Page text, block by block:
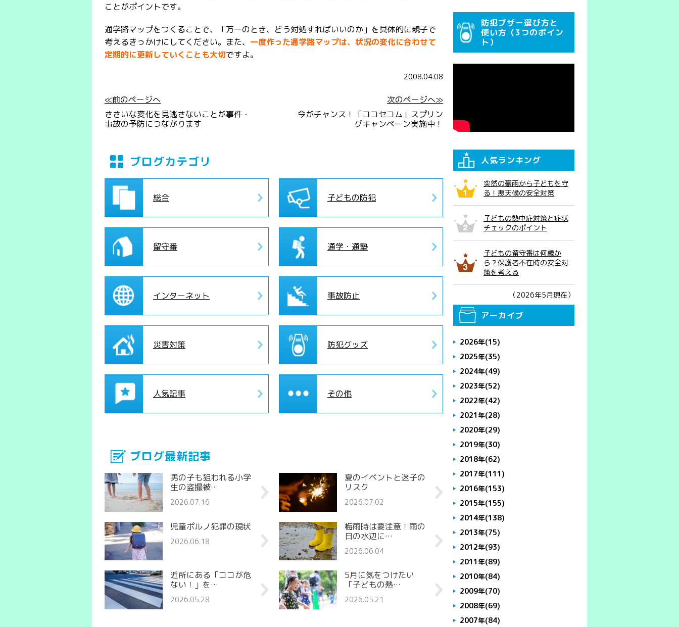
ことがポイントです。
通学路マップをつくることで、「万一のとき、どう対処すればいいのか」を具体的に親子で
考えるきっかけにしてください。また、 一度作った通学路マップは、状況の変化に合わせて
定期的に更新していくことも大切ですよ。
2008.04.08
≪前のページへ
次のページへ≫
ささいな変化を見逃さないことが事件・
事故の予防につながります
今がチャンス！「ココセコム」スプリン
グキャンペーン実施中！
ブログカテゴリ
総合 子どもの防犯
留守番 通学・通塾
インターネット 事故防止
災害対策 防犯グッズ
人気記事 その他
ブログ最新記事
男の子も狙われる小学
生の盗撮被…
2026.07.16
夏のイベントと迷子の
リスク
2026.07.02
児童ポルノ犯罪の現状
2026.06.18
梅雨時は要注意！雨の
日の水辺に…
2026.06.04
近所にある「ココが危
ない！」を…
2026.05.28
5月に気をつけたい
「子どもの熱…
2026.05.21
防犯ブザー選び方と
使い方（3つのポイン
ト）
人気ランキング
突然の豪雨から子どもを守
る！悪天候の安全対策
子どもの熱中症対策と症状
チェックのポイント
子どもの留守番は何歳か
ら？保護者不在時の安全対
策を考える
（2026年5月現在）
アーカイブ
2026年(15)
2025年(35)
2024年(49)
2023年(52)
2022年(42)
2021年(28)
2020年(29)
2019年(30)
2018年(62)
2017年(111)
2016年(153)
2015年(155)
2014年(138)
2013年(75)
2012年(93)
2011年(89)
2010年(84)
2009年(70)
2008年(69)
2007年(84)